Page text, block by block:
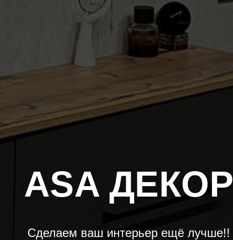
ASA ДЕКОР
Сделаем ваш интерьер ещё лучше!!